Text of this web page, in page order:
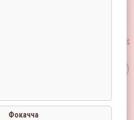
Фокачча